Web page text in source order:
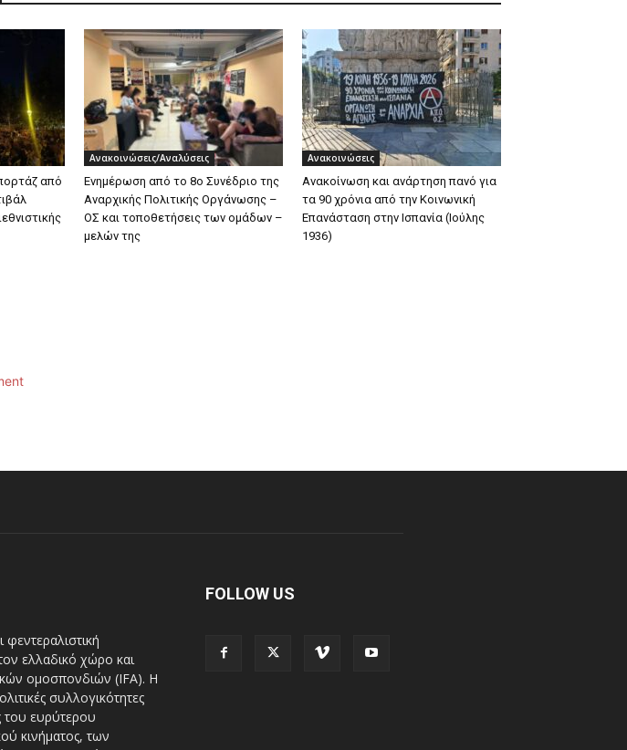
από
Ανακοινώσεις/Αναλύσεις
Ενημέρωση από το 8ο Συνέδριο της
Αναρχικής Πολιτικής Οργάνωσης –
ΟΣ και τοποθετήσεις των ομάδων –
μελών της
Ανακοινώσεις
Ανακοίνωση και ανάρτηση πανό για
τα 90 χρόνια από την Κοινωνική
Επανάσταση στην Ισπανία (Ιούλης
1936)
ελλαδικό χώρο και
ομοσπονδιών (IFA). H
συλλογικότητες
του ευρύτερου
κινήματος, των
FOLLOW US